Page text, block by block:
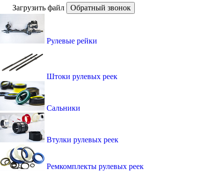
Загрузить файл
Обратный звонок
Рулевые рейки
Штоки рулевых реек
Сальники
Втулки рулевых реек
Ремкомплекты рулевых реек